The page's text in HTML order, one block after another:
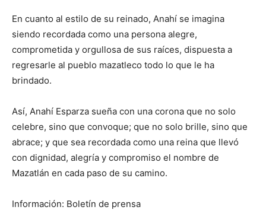
En cuanto al estilo de su reinado, Anahí se imagina
siendo recordada como una persona alegre,
comprometida y orgullosa de sus raíces, dispuesta a
regresarle al pueblo mazatleco todo lo que le ha
brindado.
Así, Anahí Esparza sueña con una corona que no solo
celebre, sino que convoque; que no solo brille, sino que
abrace; y que sea recordada como una reina que llevó
con dignidad, alegría y compromiso el nombre de
Mazatlán en cada paso de su camino.
Información: Boletín de prensa